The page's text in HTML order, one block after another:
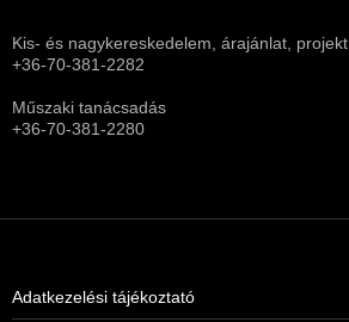
Kis- és nagykereskedelem, árajánlat, projekt
+36-70-381-2282
Műszaki tanácsadás
+36-70-381-2280
Adatkezelési tájékoztató